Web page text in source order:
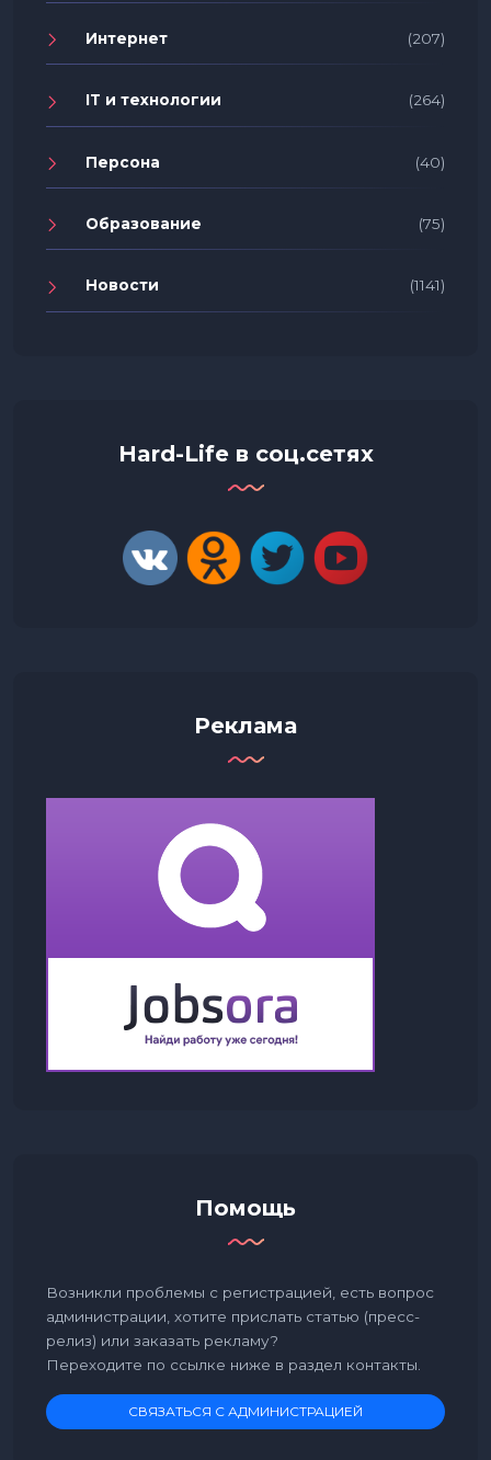
Интернет (207)
IT и технологии (264)
Персона (40)
Образование (75)
Новости (1141)
Hard-Life в соц.сетях
Реклама
Помощь
Возникли проблемы с регистрацией, есть вопрос
администрации, хотите прислать статью (пресс-
релиз) или заказать рекламу?
Переходите по ссылке ниже в раздел контакты.
СВЯЗАТЬСЯ С АДМИНИСТРАЦИЕЙ